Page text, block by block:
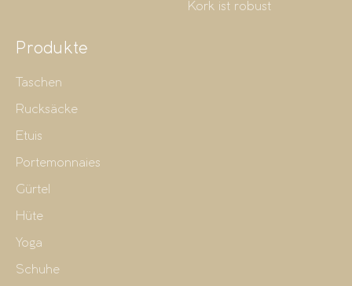
Kork ist robust
Produkte
Taschen
Rucksäcke
Etuis
Portemonnaies
Gürtel
Hüte
Yoga
Schuhe